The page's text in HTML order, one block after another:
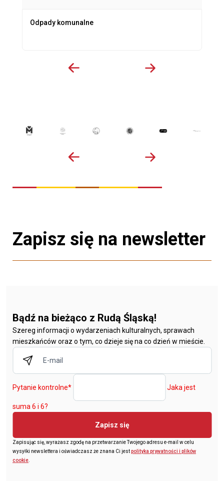
Odpady komunalne
Zapisz się na newsletter
Bądź na bieżąco z Rudą Śląską!
Szereg informacji o wydarzeniach kulturalnych, sprawach
mieszkańców oraz o tym, co dzieje się na co dzień w mieście.
Pytanie kontrolne* Jaka jest
suma 6 i 6?
Zapisz się
Zapisując się, wyrażasz zgodę na przetwarzanie Twojego adresu e-mail w celu
wysyłki newslettera i oświadczasz że znana Ci jestpolityka prywatności i plików
cookie.